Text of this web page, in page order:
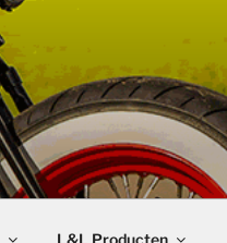
L&L Producten